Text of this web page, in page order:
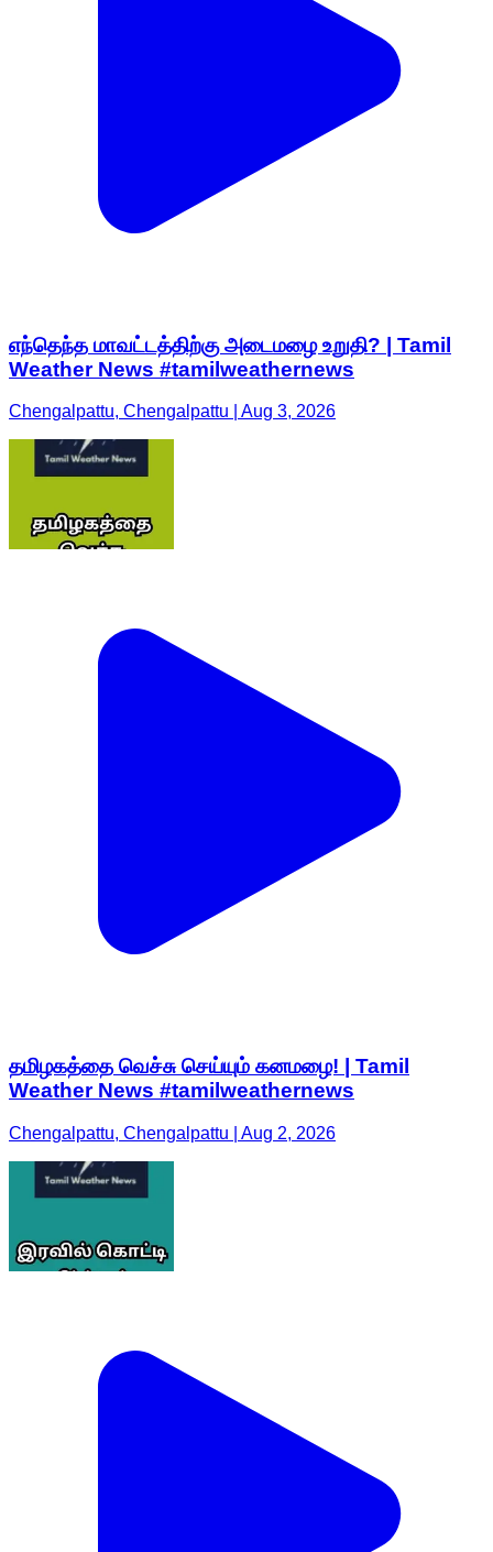
எந்தெந்த மாவட்டத்திற்கு அடைமழை உறுதி? | Tamil
Weather News #tamilweathernews
Chengalpattu, Chengalpattu | Aug 3, 2026
தமிழகத்தை வெச்சு செய்யும் கனமழை! | Tamil
Weather News #tamilweathernews
Chengalpattu, Chengalpattu | Aug 2, 2026